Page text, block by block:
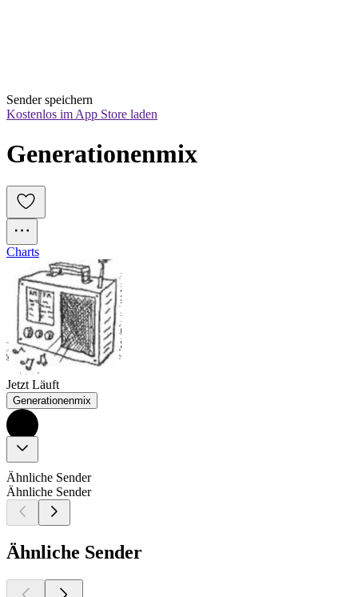
Sender speichern
Kostenlos im App Store laden
Generationenmix
Charts
Jetzt Läuft
Generationenmix
Ähnliche Sender
Ähnliche Sender
Ähnliche Sender